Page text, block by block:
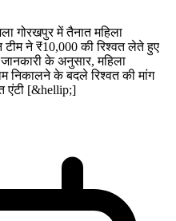
गोरखपुर में तैनात महिला
टीम ने ₹10,000 की रिश्वत लेते हुए
के अनुसार, महिला
निकालने के बदले रिश्वत की मांग
एंटी [&hellip;]